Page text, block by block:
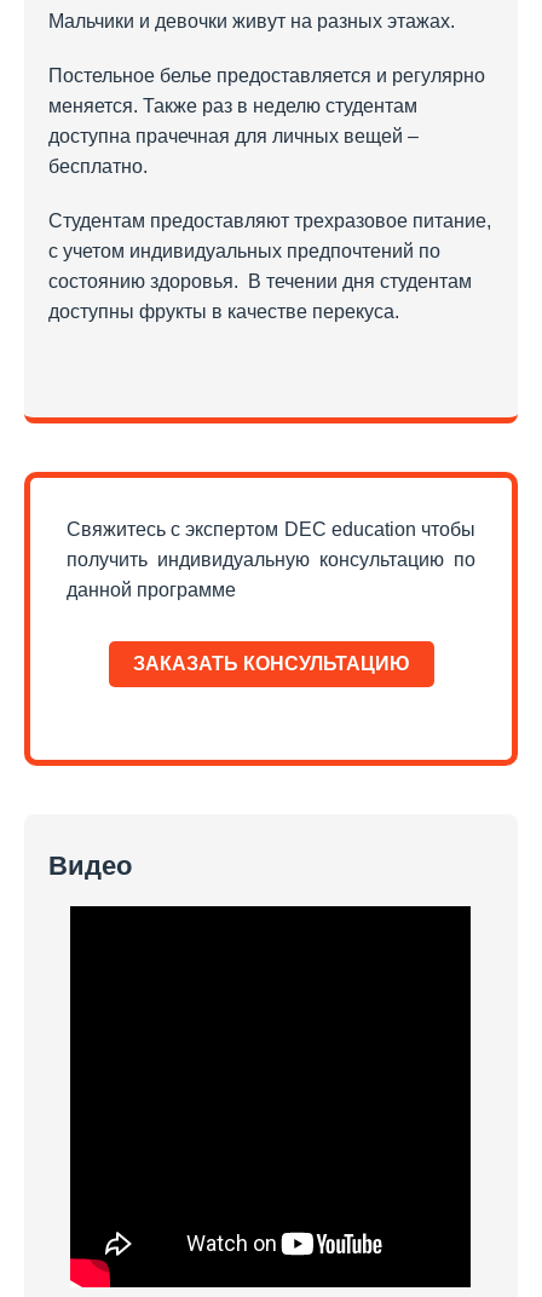
Мальчики и девочки живут на разных этажах.
Постельное белье предоставляется и регулярно
меняется. Также раз в неделю студентам
доступна прачечная для личных вещей –
бесплатно.
Студентам предоставляют трехразовое питание,
с учетом индивидуальных предпочтений по
состоянию здоровья. В течении дня студентам
доступны фрукты в качестве перекуса.
Свяжитесь с экспертом DEC education чтобы
получить индивидуальную консультацию по
данной программе
ЗАКАЗАТЬ КОНСУЛЬТАЦИЮ
Видео